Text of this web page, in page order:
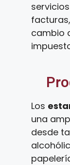
cambio
Los
una
desde